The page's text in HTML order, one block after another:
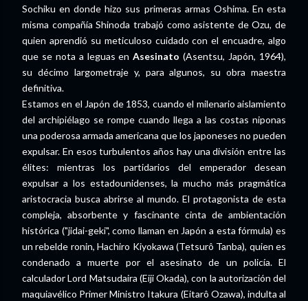
Sochiku en donde hizo sus primeras armas Oshima. En esta
misma compañía Shinoda trabajó como asistente de Ozu, de
quien aprendió su meticuloso cuidado con el encuadre, algo
que se nota a leguas enAsesinato (Asentsu, Japón, 1964),
su décimo largometraje y, para algunos, su obra maestra
definitiva.
Estamos en el Japón de 1853, cuando el milenario aislamiento
del archipiélago se rompe cuando llega a las costas niponas
una poderosa armada americana que los japoneses no pueden
expulsar. En esos turbulentos años hay una división entre las
élites: mientras los partidarios del emperador desean
expulsar a los estadounidenses, la mucho más pragmática
aristocracia busca abrirse al mundo. El protagonista de esta
compleja, absorbente y fascinante cinta de ambientación
histórica ("jidai-geki", como llaman en Japón a esta fórmula) es
un rebelde ronin, Hachiro Kiyokawa (Tetsurô Tanba), quien es
condenado a muerte por el asesinato de un policía. El
calculador Lord Matsudaira (Eiji Okada), con la autorización del
maquiavélico Primer Ministro Itakura (Eitarô Ozawa), indulta al